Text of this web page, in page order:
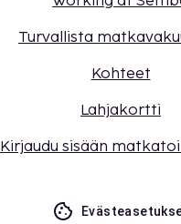
Turvallista
Kohteet
Lahjakortti
Kirjaudu sisään